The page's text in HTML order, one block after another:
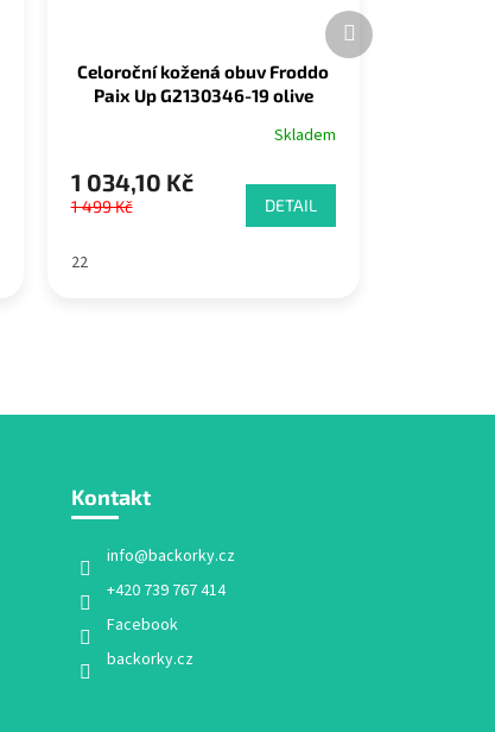
Celoroční kožená obuv Froddo
Paix Up G2130346-19 olive
Skladem
1 034,10 Kč
1 499 Kč DETAIL
22
Další
produkt
Kontakt
info@backorky.cz
+420 739 767 414
Facebook
backorky.cz